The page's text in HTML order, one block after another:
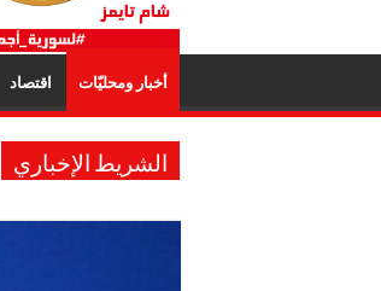
أخبار ومحليّات اقتصاد
الشريط الإخباري